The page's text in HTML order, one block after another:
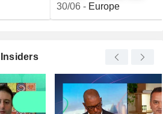
30/06- Europe